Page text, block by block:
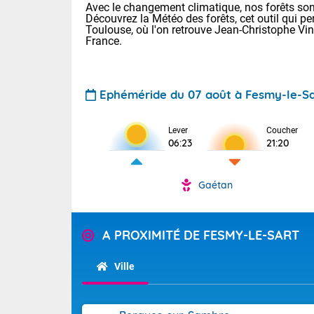
Pour la
Tendance
Avec le changement climatique, nos forêts
Découvrez la Météo des forêts, cet outil qui
Toulouse, où l'on retrouve Jean-Christophe
France.
Ephéméride du 07 août à Fesmy-le-
Lever
06:23
Coucher
21:20
Gaétan
A PROXIMITÉ DE FESMY-LE-SART
Ville
Voici les
22/14 Paris :
Clermont-
Lille : 25/15
Demain
Très